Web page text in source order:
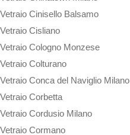
Vetraio Cinisello Balsamo
Vetraio Cisliano
Vetraio Cologno Monzese
Vetraio Colturano
Vetraio Conca del Naviglio Milano
Vetraio Corbetta
Vetraio Cordusio Milano
Vetraio Cormano